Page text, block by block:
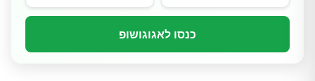
כנסו לאגוגושופ